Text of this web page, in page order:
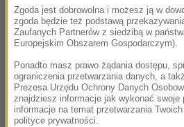
Zgoda jest dobrowolna i możesz ją w
zgoda będzie też podstawą
Zaufanych Partnerów z siedzibą w
Europejskim Obszarem Gospodarczym).
Ponadto masz prawo żądania dostępu,
ograniczenia przetwarzania danych, a
Prezesa Urzędu Ochrony Danych
znajdziesz informacje jak wykonać swoje
informacje na temat przetwarzania
polityce prywatności.